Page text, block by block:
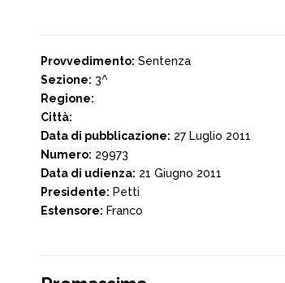
Provvedimento: Sentenza
Sezione: 3^
Regione:
Città:
Data di pubblicazione: 27 Luglio 2011
Numero: 29973
Data di udienza: 21 Giugno 2011
Presidente: Petti
Estensore: Franco